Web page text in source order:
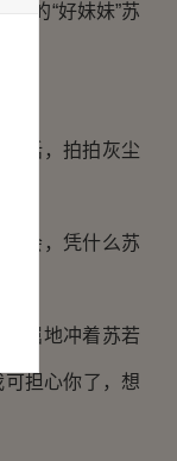
的“好妹妹”苏
话，拍拍灰尘
会，凭什么苏
屈地冲着苏若
担心你了，想